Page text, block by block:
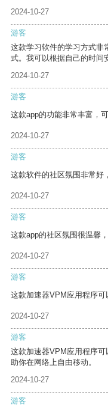
2024-10-27
游客
这款学习软件的学习方式非
式。我可以根据自己的时间
2024-10-27
游客
这款app的功能非常丰富，
2024-10-27
游客
这款软件的社区氛围非常好
2024-10-27
游客
这款app的社区氛围很温馨
2024-10-27
游客
这款加速器VPM应用程序可
2024-10-27
游客
这款加速器VPM应用程序
助你在网络上自由移动。
2024-10-27
游客